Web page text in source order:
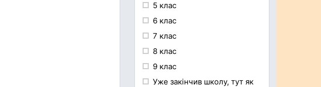
5 клас
6 клас
7 клас
8 клас
9 клас
Уже закінчив школу, тут як